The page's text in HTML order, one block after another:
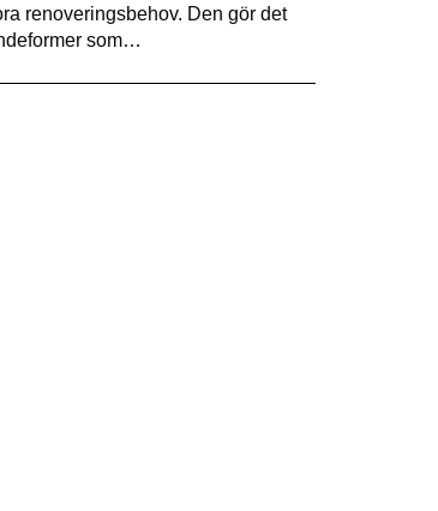
renoveringsbehov. Den gör det
som…